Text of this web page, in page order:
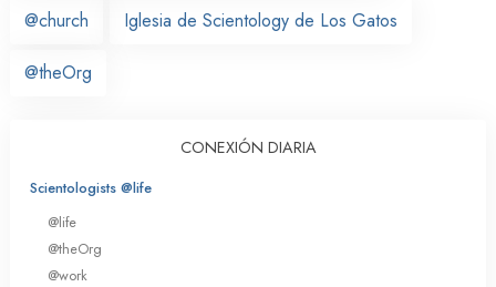
@church Iglesia de Scientology de Los Gatos
@theOrg
CONEXIÓN DIARIA
Scientologists @life
@life
@theOrg
@work